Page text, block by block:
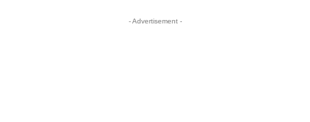
- Advertisement -